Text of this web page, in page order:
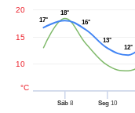
e
digital
Sáb8 Seg10
10
15
20
°C
17°
18°
16°
13°
12°